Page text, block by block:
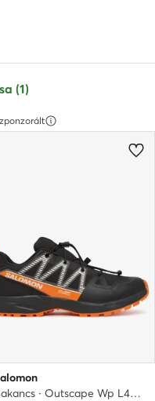
(1)
Bakancs · Outscape Wp L49172700 · Fekete